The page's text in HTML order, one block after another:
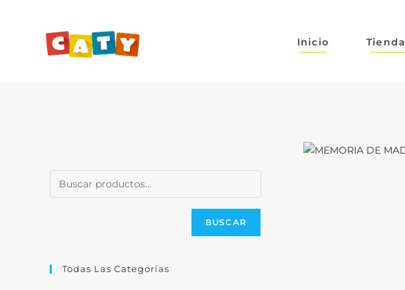
Inicio Tienda
BUSCAR
Todas Las Categorías